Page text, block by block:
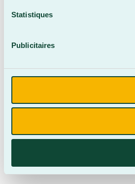
Statistiques
Publicitaires